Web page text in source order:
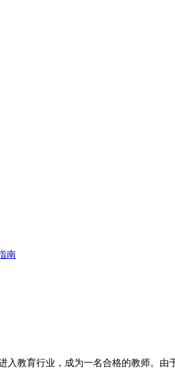
南
教育行业，成为一名合格的教师。